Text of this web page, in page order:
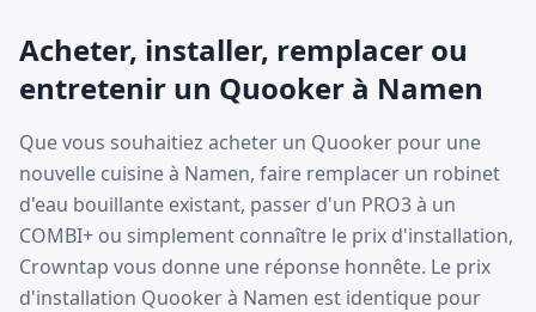
Acheter, installer, remplacer ou
entretenir un Quooker à Namen
Que vous souhaitiez acheter un Quooker pour une
nouvelle cuisine à Namen, faire remplacer un robinet
d'eau bouillante existant, passer d'un PRO3 à un
COMBI+ ou simplement connaître le prix d'installation,
Crowntap vous donne une réponse honnête. Le prix
d'installation Quooker à Namen est identique pour